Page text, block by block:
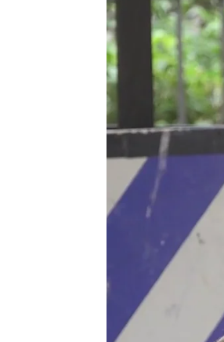
Flooxer Now
Publicado: 27 de